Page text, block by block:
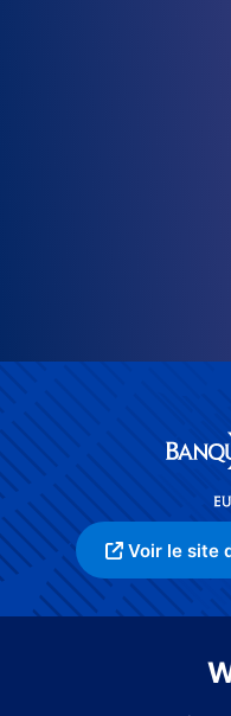
Voir le site